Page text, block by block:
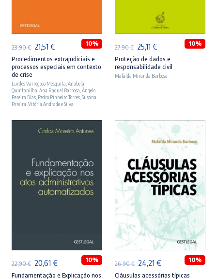
23,90€ O
preço
original
era:
23,90 €.
21,51 €O
preço
atual
é:
21,51 €.
10%
Procedimentos extrajudiciais e
processos especiais em contexto
de crise
Lurdes Varregoso Mesquita Anabela
Quintanilha Ana Raquel Barbosa Ângelo
Pereira Dias Pedro Pinheiro Torres Susana
Pereira Vitória Andrade e Silva
ADICIONAR
27,90€ O
preço
original
25,11 €O
preço
atual
10%
Proteção de dados e
responsabilidade civil
Mafalda Miranda Barbosa
22,90€ O
preço
20,61 €O
preço
10%
Fundamentação e Explicação nos
ADICIONAR
26,90€ O
preço
24,21 €O
preço
10%
Cláusulas acessórias típicas